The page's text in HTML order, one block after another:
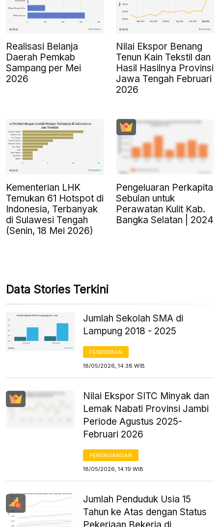
Realisasi Belanja
Daerah Pemkab
Sampang per Mei
2026
Nilai Ekspor Benang
Tenun Kain Tekstil dan
Hasil Hasilnya Provinsi
Jawa Tengah Februari
2026
Kementerian LHK
Temukan 61 Hotspot di
Indonesia, Terbanyak
di Sulawesi Tengah
(Senin, 18 Mei 2026)
Pengeluaran Perkapita
Sebulan untuk
Perawatan Kulit Kab.
Bangka Selatan | 2024
Data Stories Terkini
Jumlah Sekolah SMA di
Lampung 2018 - 2025
PENDIDIKAN
18/05/2026, 14:38 WIB
Nilai Ekspor SITC Minyak dan
Lemak Nabati Provinsi Jambi
Periode Agustus 2025-
Februari 2026
PERDAGANGAN
18/05/2026, 14:19 WIB
Jumlah Penduduk Usia 15
Tahun ke Atas dengan Status
Pekerjaan Bekerja di